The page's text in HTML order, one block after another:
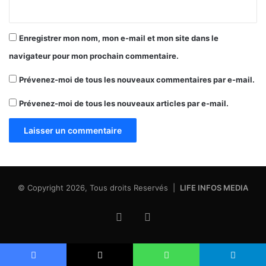
Enregistrer mon nom, mon e-mail et mon site dans le
navigateur pour mon prochain commentaire.
Prévenez-moi de tous les nouveaux commentaires par e-mail.
Prévenez-moi de tous les nouveaux articles par e-mail.
© Copyright 2026, Tous droits Reservés | LIFE INFOS MEDIA
Facebook